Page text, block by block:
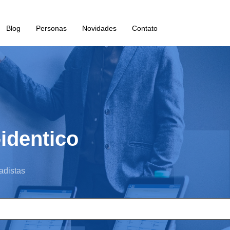
Blog Personas Novidades Contato